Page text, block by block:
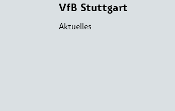
VfB Stuttgart
Aktuelles